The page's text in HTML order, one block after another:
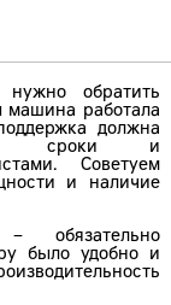
обратить
машина работала
должна
сроки и
Советуем
и наличие
было удобно и